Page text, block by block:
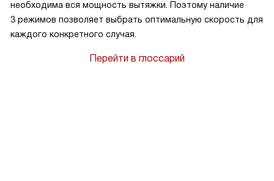
необходима вся мощность вытяжки. Поэтому наличие
3 режимов позволяет выбрать оптимальную скорость для
каждого конкретного случая.
Перейти в глоссарий